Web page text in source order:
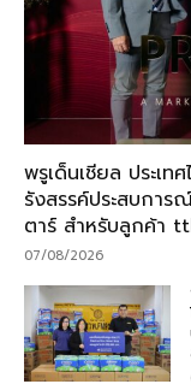
พรูเด็นเชียล ประเท
รังสรรค์ประสบกา
ตาร์ สำหรับลูกค้า
07/08/2026